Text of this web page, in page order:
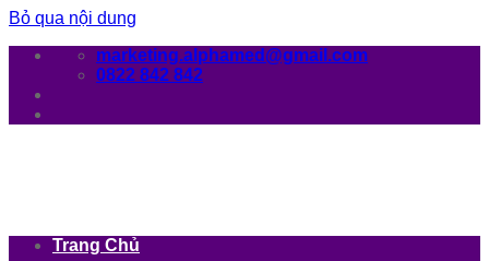
Bỏ qua nội dung
marketing.alphamed@gmail.com
0822 842 842
Trang Chủ